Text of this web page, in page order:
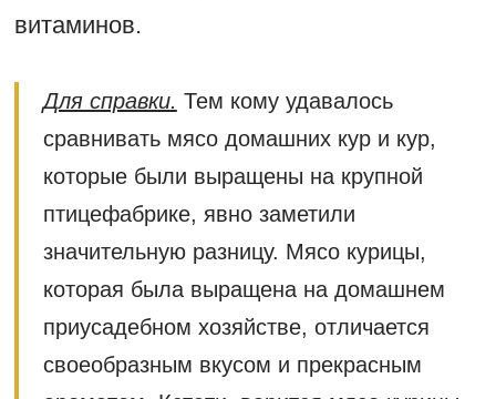
витаминов.
Для справки. Тем кому удавалось
сравнивать мясо домашних кур и кур,
которые были выращены на крупной
птицефабрике, явно заметили
значительную разницу. Мясо курицы,
которая была выращена на домашнем
приусадебном хозяйстве, отличается
своеобразным вкусом и прекрасным